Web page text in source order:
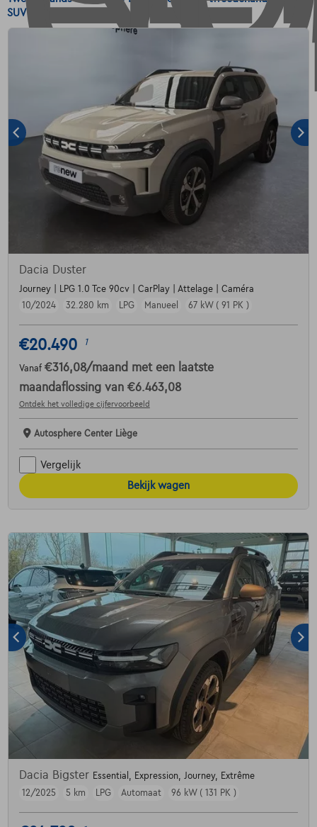
SUV LPG
Dacia Duster
Journey | LPG 1.0 Tce 90cv | CarPlay | Attelage | Caméra
10/2024
32.280 km LPG Manueel 67 kW ( 91 PK )
€20.490 1
Vanaf €316,08/maand met een laatste
maandaflossing van €6.463,08
Ontdek het volledige cijfervoorbeeld
Autosphere Center Liège
Vergelijk
Bekijk wagen
Dacia Bigster Essential, Expression, Journey, Extrême
12/2025
5 km LPG Automaat 96 kW ( 131 PK )